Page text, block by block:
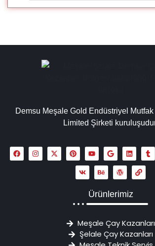
Demsu Meşale Gold Endüstriyel
Limited Şirketi
Ürünlerimiz
Meşale Çay Kazanları
Şelale Çay Kazanları